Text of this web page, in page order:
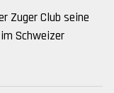
Zuger Club seine
Schweizer